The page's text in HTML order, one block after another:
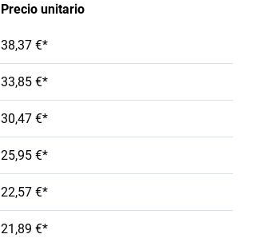
Precio unitario
38,37 €*
33,85 €*
30,47 €*
25,95 €*
22,57 €*
21,89 €*